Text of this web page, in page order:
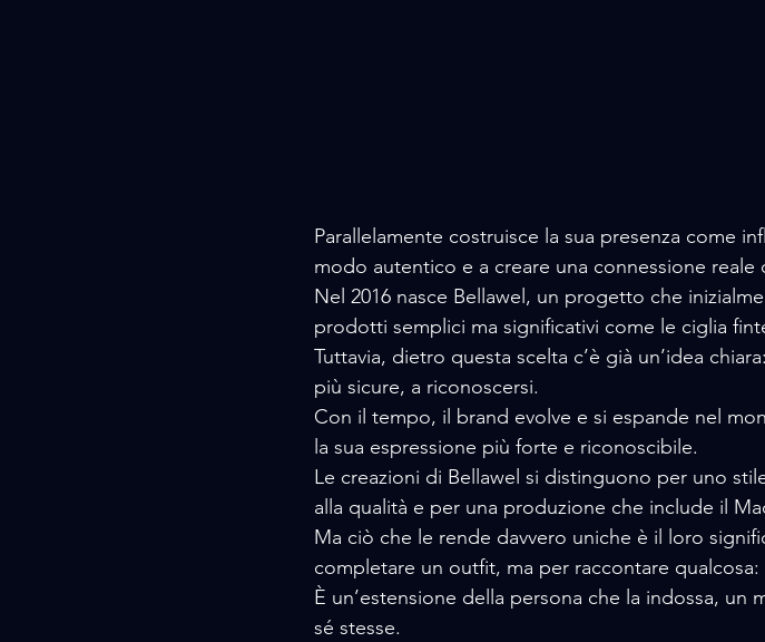
Parallelamente costruisce la sua presenza come
modo autentico e a creare una connessione reale
Nel 2016 nasce Bellawel, un progetto che
prodotti semplici ma significativi come le ciglia
Tuttavia, dietro questa scelta c’è già un’idea
più sicure, a riconoscersi.
Con il tempo, il brand evolve e si espande nel
la sua espressione più forte e riconoscibile.
Le creazioni di Bellawel si distinguono per uno
alla qualità e per una produzione che include il
Ma ciò che le rende davvero uniche è il loro
completare un outfit, ma per raccontare
È un’estensione della persona che la indossa,
sé stesse.